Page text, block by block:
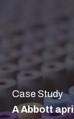
Case Study
A Abbott